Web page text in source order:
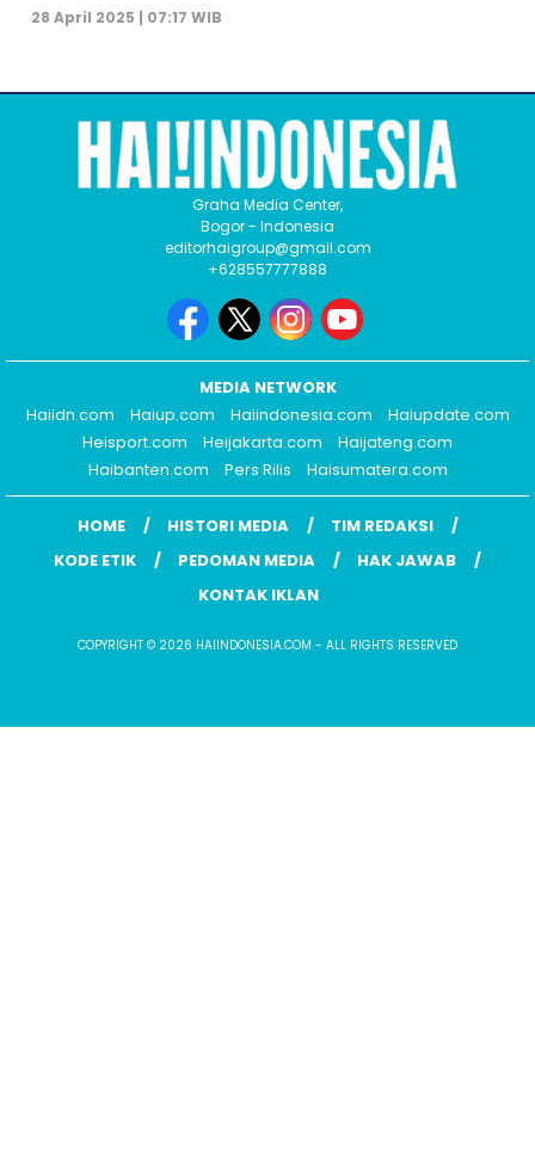
28 April 2025 | 07:17 WIB
Graha Media Center,
Bogor - Indonesia
editorhaigroup@gmail.com
+628557777888
MEDIA NETWORK
Haiidn.com
Haiup.com Haiindonesia.com
Haiupdate.com
Heisport.com
Heijakarta.com
Haijateng.com
Haibanten.com
Pers Rilis Haisumatera.com
HOME HISTORI MEDIA
TIM REDAKSI
KODE ETIK
PEDOMAN MEDIA
HAK JAWAB
KONTAK IKLAN
COPYRIGHT © 2026 HAIINDONESIA.COM - ALL RIGHTS RESERVED